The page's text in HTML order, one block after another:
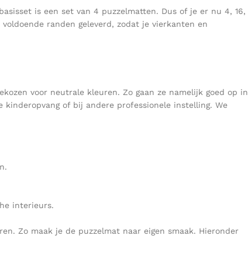
is een set van 4 puzzelmatten. Dus of je er nu 4, 16,
randen geleverd, zodat je vierkanten en
voor neutrale kleuren. Zo gaan ze namelijk goed op in
of bij andere professionele instelling. We
interieurs.
Zo maak je de puzzelmat naar eigen smaak. Hieronder